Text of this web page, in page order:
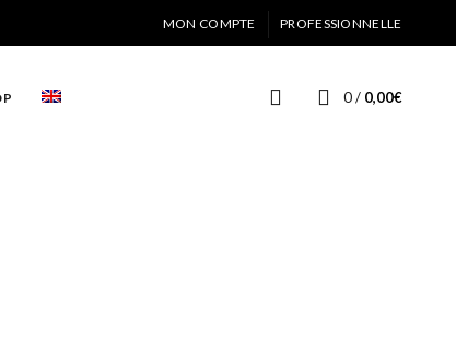
MON COMPTE PROFESSIONNELLE
0 / 0,00€